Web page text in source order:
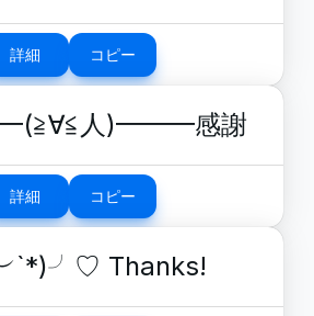
詳細 コピー
人)━━━感謝
詳細 コピー
Thanks!